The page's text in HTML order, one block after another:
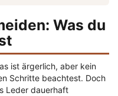
Was du
ist ärgerlich, aber kein
Schritte beachtest. Doch
Leder dauerhaft